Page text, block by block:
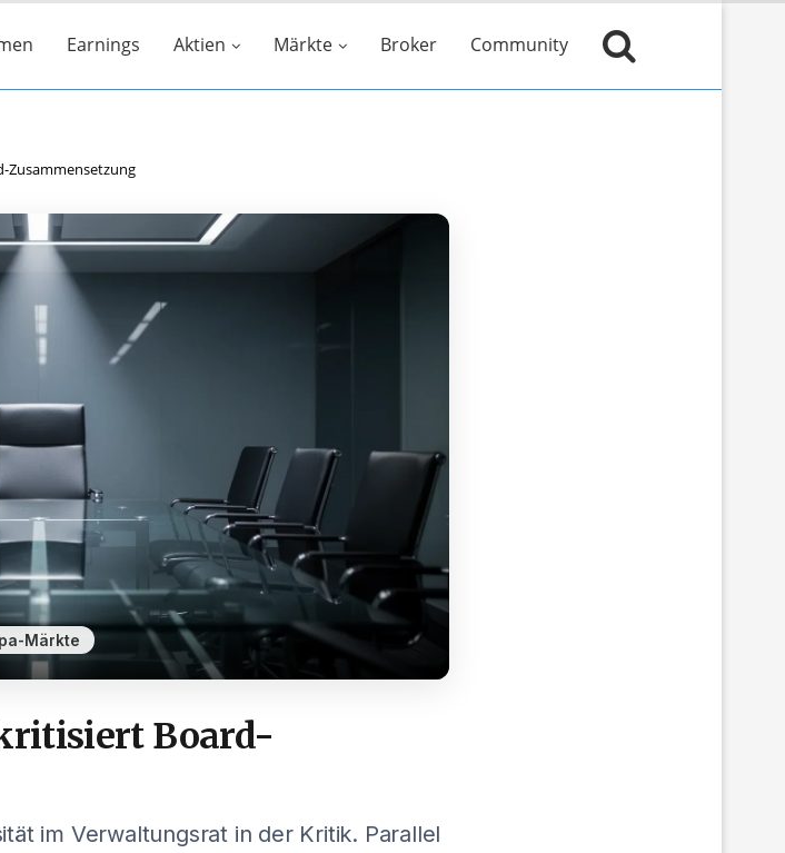
Earnings Aktien Märkte Broker Community
Zusammensetzung
Märkte
Board-
im Verwaltungsrat in der Kritik. Parallel